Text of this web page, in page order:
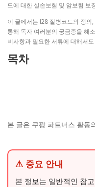
드에 대한 실손보험 및 암보험 보
이 글에서는 I28 질병코드의 정의
통해 독자 여러분의 궁금증을 해
비사항과 필요한 서류에 대해서
목차
본 글은 쿠팡 파트너스 활동
⚠ 중요 안내
본 정보는 일반적인 참